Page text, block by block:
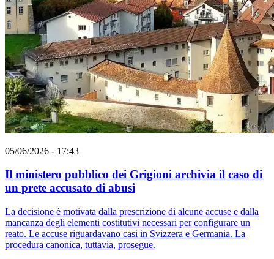
05/06/2026 - 17:43
Il ministero pubblico dei Grigioni archivia il caso di
un prete accusato di abusi
La decisione è motivata dalla prescrizione di alcune accuse e dalla
mancanza degli elementi costitutivi necessari per configurare un
reato. Le accuse riguardavano casi in Svizzera e Germania. La
procedura canonica, tuttavia, prosegue.